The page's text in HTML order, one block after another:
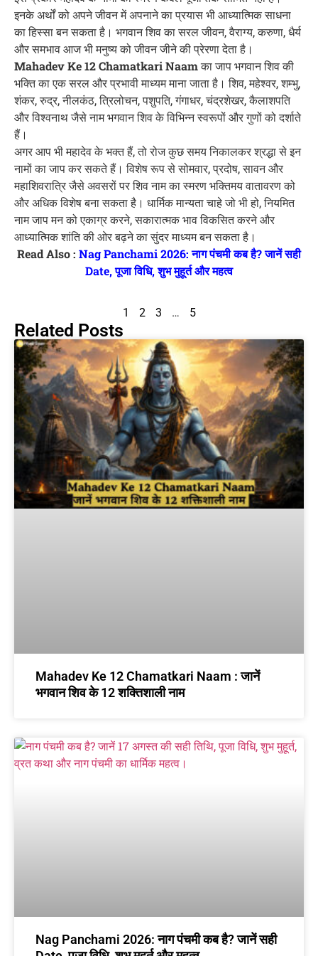
इनके अर्थों को अपने जीवन में अपनाने का प्रयास भी आध्यात्मिक साधना
का हिस्सा बन सकता है। भगवान शिव का सरल जीवन, वैराग्य, करुणा, धैर्य
और समभाव आज भी मनुष्य को जीवन जीने की प्रेरणा देता है।
Mahadev Ke 12 Chamatkari Naamका जाप भगवान शिव की
भक्ति का एक सरल और प्रभावी माध्यम माना जाता है। शिव, महेश्वर, शम्भु,
शंकर, रुद्र, नीलकंठ, त्रिलोचन, पशुपति, गंगाधर, चंद्रशेखर, कैलाशपति
और विश्वनाथ जैसे नाम भगवान शिव के विभिन्न स्वरूपों और गुणों को दर्शाते
हैं।
अगर आप भी महादेव के भक्त हैं, तो रोज कुछ समय निकालकर श्रद्धा से इन
नामों का जाप कर सकते हैं। विशेष रूप से सोमवार, प्रदोष, सावन और
महाशिवरात्रि जैसे अवसरों पर शिव नाम का स्मरण भक्तिमय वातावरण को
और अधिक विशेष बना सकता है। धार्मिक मान्यता चाहे जो भी हो, नियमित
नाम जाप मन को एकाग्र करने, सकारात्मक भाव विकसित करने और
आध्यात्मिक शांति की ओर बढ़ने का सुंदर माध्यम बन सकता है।
Read Also : Nag Panchami 2026: नाग पंचमी कब है? जानें सही
Date, पूजा विधि, शुभ मुहूर्त और महत्व
1 2 3 … 5
Related Posts
Mahadev Ke 12 Chamatkari Naam : जानें
भगवान शिव के 12 शक्तिशाली नाम
Nag Panchami 2026: नाग पंचमी कब है? जानें सही